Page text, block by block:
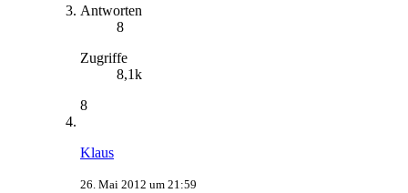
Antworten
8
Zugriffe
8,1k
8
Klaus
26. Mai 2012 um 21:59